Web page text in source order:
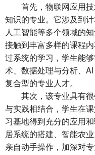
首先， 物联网应用技
知识的专业。它涉及到
人工智能等多个领域的
接触到丰富多样的课程
过系统的学习，学生能
术、数据处理与分析、
复合型的专业人才。
其次，该专业具有很
与实践相结合，学生在
习基地得到充分的应用
居系统的搭建、智能农
亲自动手操作，加深对